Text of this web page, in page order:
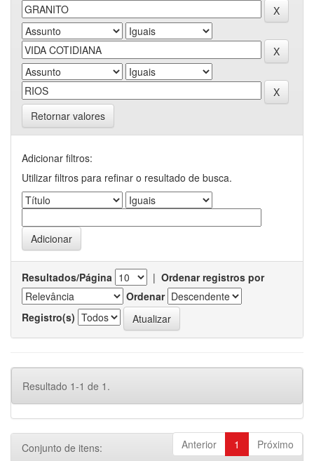
Retornar valores
Adicionar filtros:
Utilizar filtros para refinar o resultado de busca.
Resultados/Página | Ordenar registros por
Ordenar
Registro(s)
Resultado 1-1 de 1.
Anterior 1 Próximo
Conjunto de itens: